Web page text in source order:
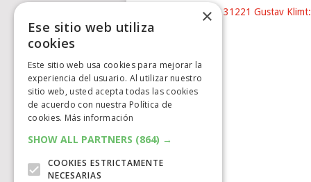
Nuevo LEGO® Art 31221 Gustav Klimt:
The …
×
Ese sitio web utiliza
cookies
Este sitio web usa cookies para mejorar la
experiencia del usuario. Al utilizar nuestro
sitio web, usted acepta todas las cookies
de acuerdo con nuestra Política de
cookies. Más información
SHOW ALL PARTNERS (864) →
COOKIES ESTRICTAMENTE
NECESARIAS